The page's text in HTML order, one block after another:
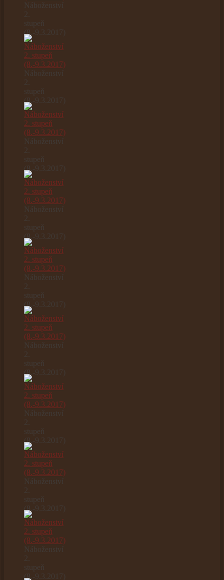
Náboženství
2.
stupeň
(8.-9.3.2017)
Náboženství
2.
stupeň
(8.-9.3.2017)
Náboženství
2.
stupeň
(8.-9.3.2017)
Náboženství
2.
stupeň
(8.-9.3.2017)
Náboženství
2.
stupeň
(8.-9.3.2017)
Náboženství
2.
stupeň
(8.-9.3.2017)
Náboženství
2.
stupeň
(8.-9.3.2017)
Náboženství
2.
stupeň
(8.-9.3.2017)
Náboženství
2.
stupeň
(8.-9.3.2017)